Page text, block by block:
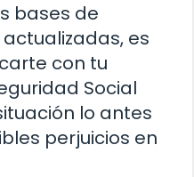
bases de
es
con tu
Social
lo antes
perjuicios en